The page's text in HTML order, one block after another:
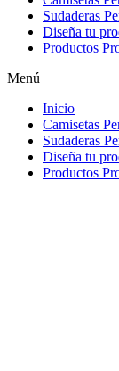
Sudaderas
Diseña tu
Productos
Menú
Inicio
Camisetas
Sudaderas
Diseña tu
Productos